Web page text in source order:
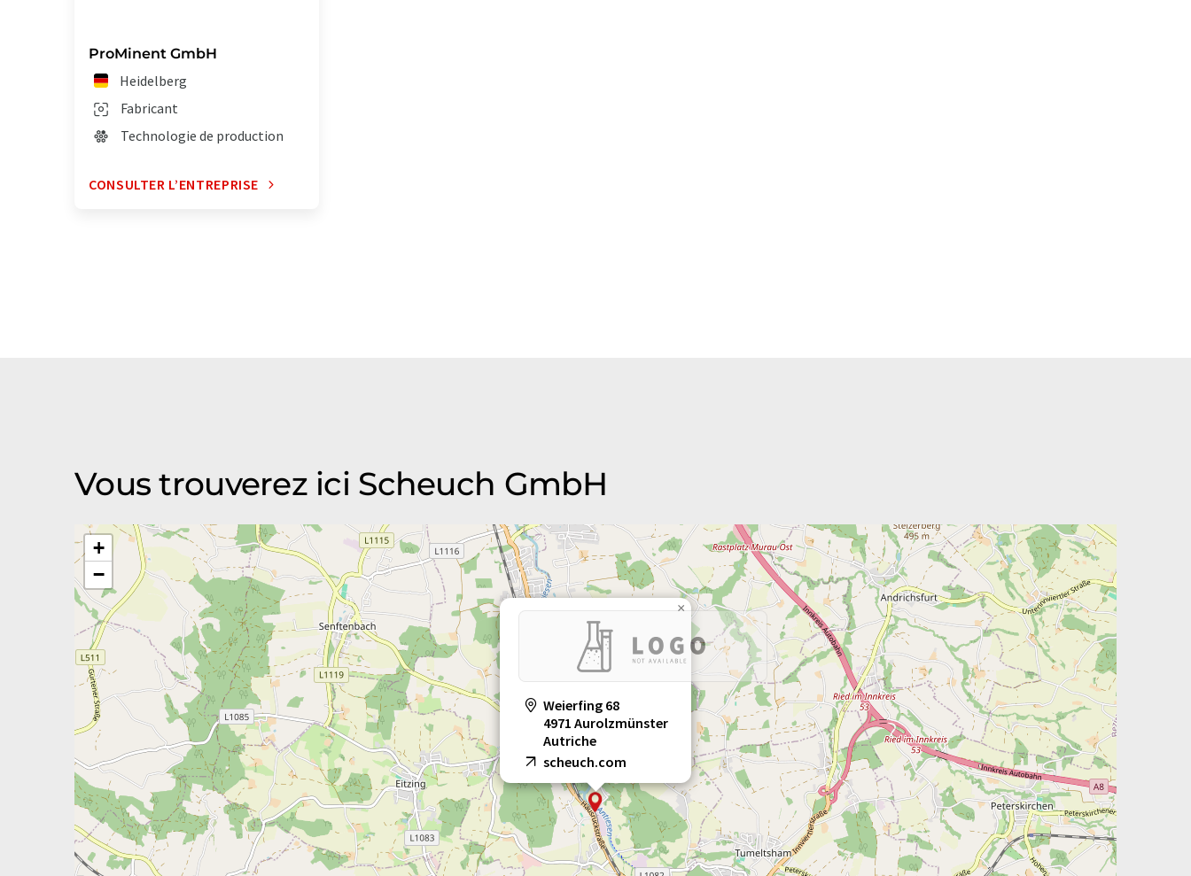
ProMinent GmbH
Heidelberg
Fabricant
Technologie de production
CONSULTER L’ENTREPRISE
Vous trouverez ici Scheuch GmbH
Weierfing 68
4971 Aurolzmünster
Autriche
scheuch.com
×
+
−